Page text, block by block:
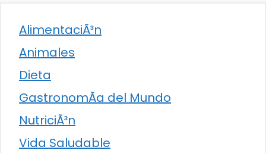
AlimentaciÃ³n
Animales
Dieta
GastronomÃ­a del Mundo
NutriciÃ³n
Vida Saludable